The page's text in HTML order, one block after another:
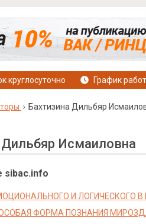
круглосуточно График
Бахтизина Дильбяр
Дильбяр Исмаиловна
sibac.info
И ЛОГИЧЕСКОГО
ФОРМА ПОЗНАНИЯ